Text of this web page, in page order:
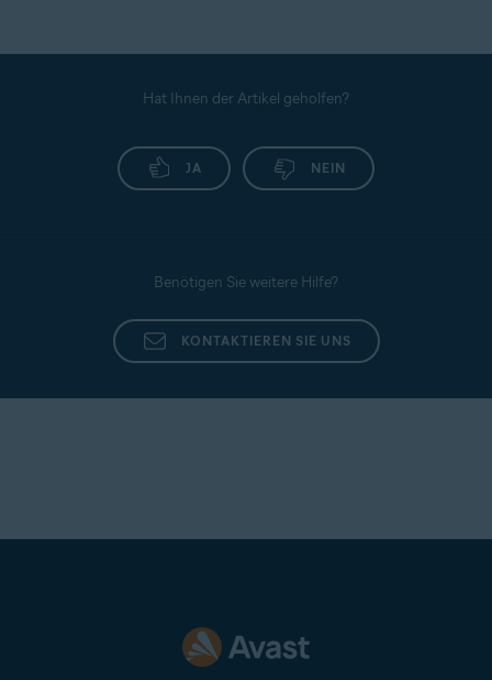
Hat Ihnen der Artikel geholfen?
JA NEIN
Benötigen Sie weitere Hilfe?
KONTAKTIEREN SIE UNS